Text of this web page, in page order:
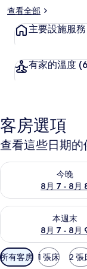
查看全部
主要設施服務
有家的溫度
客房選項
查看這些日期的
今晚
8月 7 - 8月
查看今晚 (8月 7 - 8
本週末
8月 7 - 8月
查看本週末 (8月 7 -
可
用
所有客房 1 張床 2 張